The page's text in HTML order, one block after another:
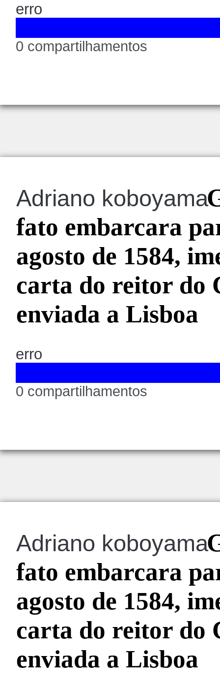
erro
0 compartilhamentos
Adriano koboyama
fato embarcara
agosto de 1584,
carta do reitor do
enviada a Lisboa
erro
0 compartilhamentos
Adriano koboyama
fato embarcara
agosto de 1584,
carta do reitor do
enviada a Lisboa